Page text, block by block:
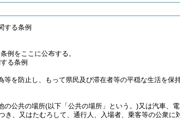
する条例
例をここに公布する。
る条例
を防止し、もって県民及び滞在者等の平穏な生活を保
の公共の場所(以下「公共の場所」という。)又は汽車、
き、又はたむろして、通行人、入場者、乗客等の公衆に